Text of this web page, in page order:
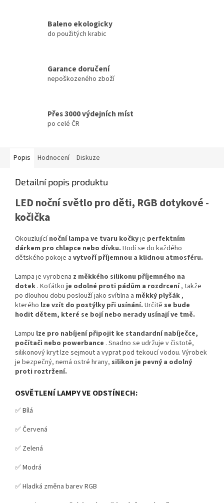
Baleno ekologicky
do použitých krabic
Garance doručení
nepoškozeného zboží
Přes 3000 výdejních míst
po celé ČR
Popis Hodnocení Diskuze
Detailní popis produktu
LED noční světlo pro děti, RGB dotykové -
kočička
Okouzlujícínoční lampa ve tvaru kočkyje perfektním
dárkem pro chlapce nebo dívku. Hodí se do každého
dětského pokoje a vytvoří příjemnou a klidnou atmosféru.
Lampa je vyrobena z měkkého silikonu příjemného na
dotek . Koťátkoje odolné proti pádům a rozdrcení, takže
po dlouhou dobu poslouží jako svítilna a měkký plyšák,
kterého lze vzít do postýlky při usínání. Určitě se bude
hodit dětem, které se bojí nebo nerady usínají ve tmě.
Lampu lze pro nabíjení připojit ke standardní nabíječce,
počítači nebo powerbance . Snadno se udržuje v čistotě,
silikonový kryt lze sejmout a vyprat pod tekoucí vodou. Výrobek
je bezpečný, nemá ostré hrany, silikon je pevný a odolný
proti roztržení.
OSVĚTLENÍ LAMPY VE ODSTÍNECH:
✅ Bílá
✅ Červená
✅ Zelená
✅ Modrá
✅ Hladká změna barev RGB